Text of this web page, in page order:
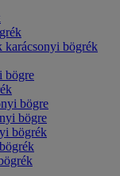
karácsonyi bögrék
bögre
bögre
bögre
bögrék